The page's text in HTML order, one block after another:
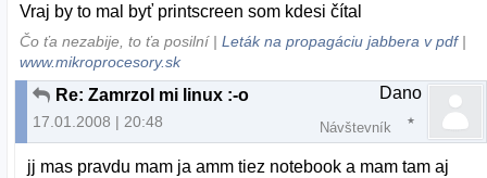
Vraj by to mal byť printscreen som kdesi čítal
Čo ťa nezabije, to ťa posilní |Leták na propagáciu jabbera v pdf|
www.mikroprocesory.sk
Re: Zamrzol mi linux :-o
17.01.2008 | 20:48
Dano
Návštevník
jj mas pravdu mam ja amm tiez notebook a mam tam aj